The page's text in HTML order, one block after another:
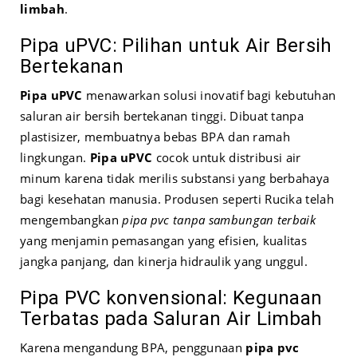
limbah.
Pipa uPVC: Pilihan untuk Air Bersih
Bertekanan
Pipa uPVC menawarkan solusi inovatif bagi kebutuhan
saluran air bersih bertekanan tinggi. Dibuat tanpa
plastisizer, membuatnya bebas BPA dan ramah
lingkungan. Pipa uPVC cocok untuk distribusi air
minum karena tidak merilis substansi yang berbahaya
bagi kesehatan manusia. Produsen seperti Rucika telah
mengembangkanpipa pvc tanpa sambungan terbaik
yang menjamin pemasangan yang efisien, kualitas
jangka panjang, dan kinerja hidraulik yang unggul.
Pipa PVC konvensional: Kegunaan
Terbatas pada Saluran Air Limbah
Karena mengandung BPA, penggunaan pipa pvc